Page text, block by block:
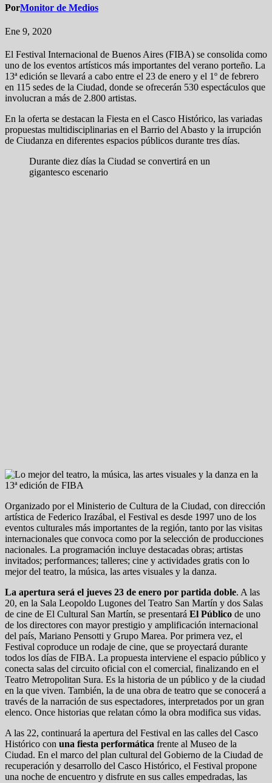
PorMonitor de Medios
Ene 9, 2020
El Festival Internacional de Buenos Aires (FIBA) se consolida como
uno de los eventos artísticos más importantes del verano porteño. La
13ª edición se llevará a cabo entre el 23 de enero y el 1º de febrero
en 115 sedes de la Ciudad, donde se ofrecerán 530 espectáculos que
involucran a más de 2.800 artistas.
En la oferta se destacan la Fiesta en el Casco Histórico, las variadas
propuestas multidisciplinarias en el Barrio del Abasto y la irrupción
de Ciudanza en diferentes espacios públicos durante tres días.
Durante diez días la Ciudad se convertirá en un
gigantesco escenario
Organizado por el Ministerio de Cultura de la Ciudad, con dirección
artística de Federico Irazábal, el Festival es desde 1997 uno de los
eventos culturales más importantes de la región, tanto por las visitas
internacionales que convoca como por la selección de producciones
nacionales. La programación incluye destacadas obras; artistas
invitados; performances; talleres; cine y actividades gratis con lo
mejor del teatro, la música, las artes visuales y la danza.
La apertura será el jueves 23 de enero por partida doble. A las
20, en la Sala Leopoldo Lugones del Teatro San Martín y dos Salas
de cine de El Cultural San Martín, se presentará El Público de uno
de los directores con mayor prestigio y amplificación internacional
del país, Mariano Pensotti y Grupo Marea. Por primera vez, el
Festival coproduce un rodaje de cine, que se proyectará durante
todos los días de FIBA. La propuesta interviene el espacio público y
conecta salas del circuito oficial con el comercial, finalizando en el
Teatro Metropolitan Sura. Es la historia de un público y de la ciudad
en la que viven. También, la de una obra de teatro que se conocerá a
través de la narración de sus espectadores, interpretados por un gran
elenco. Once historias que relatan cómo la obra modifica sus vidas.
A las 22, continuará la apertura del Festival en las calles del Casco
Histórico con una fiesta performática frente al Museo de la
Ciudad. En el marco del plan cultural del Gobierno de la Ciudad de
recuperación y desarrollo del Casco Histórico, el Festival propone
una noche de encuentro y disfrute en sus calles empedradas, las